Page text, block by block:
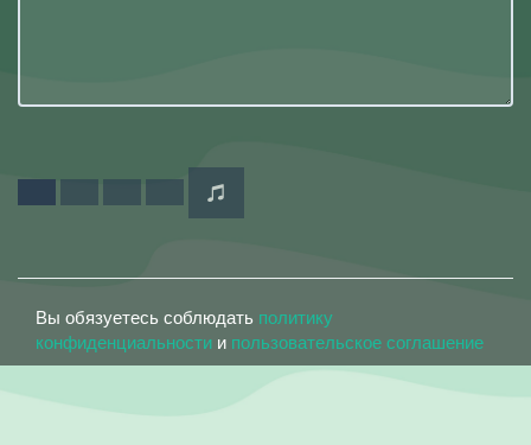
Вы обязуетесь соблюдать политику
конфиденциальности и пользовательское соглашение